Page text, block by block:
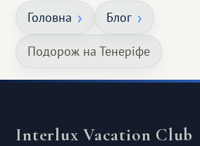
Головна Блог
Подорож на Тенеріфе
Interlux Vacation Club